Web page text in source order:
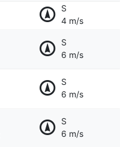
S
4 m/s
S
6 m/s
S
6 m/s
S
6 m/s